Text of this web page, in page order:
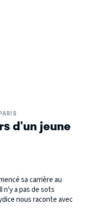
d'un jeune
sa carrière au
n’y a pas de sots
nous raconte avec